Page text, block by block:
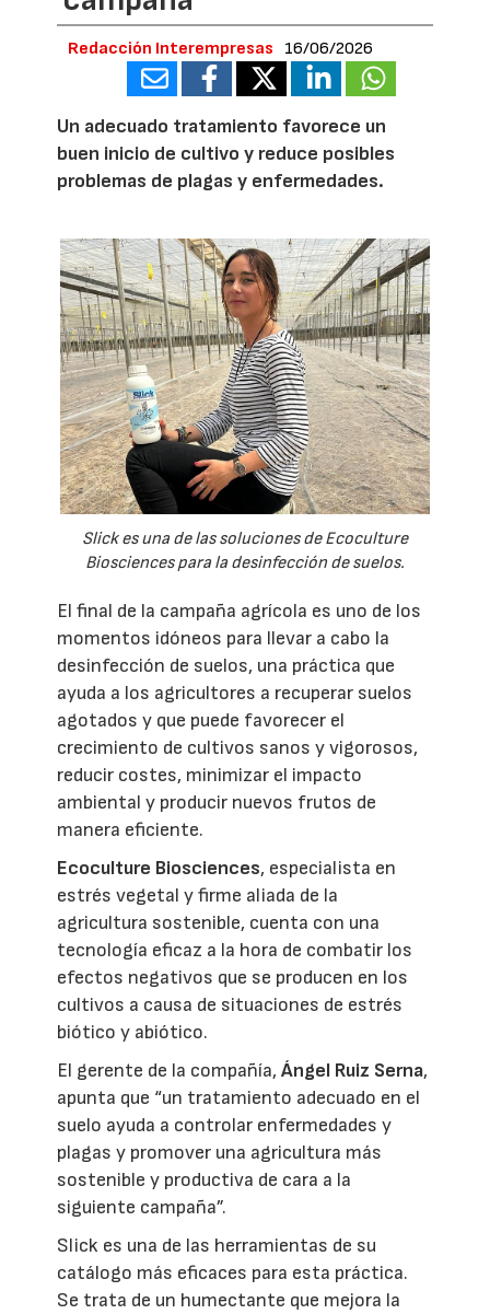
Redacción Interempresas 16/06/2026
Un adecuado tratamiento favorece un
buen inicio de cultivo y reduce posibles
problemas de plagas y enfermedades.
Slick es una de las soluciones de Ecoculture
Biosciences para la desinfección de suelos.
El final de la campaña agrícola es uno de los
momentos idóneos para llevar a cabo la
desinfección de suelos, una práctica que
ayuda a los agricultores a recuperar suelos
agotados y que puede favorecer el
crecimiento de cultivos sanos y vigorosos,
reducir costes, minimizar el impacto
ambiental y producir nuevos frutos de
manera eficiente.
Ecoculture Biosciences, especialista en
estrés vegetal y firme aliada de la
agricultura sostenible, cuenta con una
tecnología eficaz a la hora de combatir los
efectos negativos que se producen en los
cultivos a causa de situaciones de estrés
biótico y abiótico.
El gerente de la compañía,Ángel Ruiz Serna,
apunta que “un tratamiento adecuado en el
suelo ayuda a controlar enfermedades y
plagas y promover una agricultura más
sostenible y productiva de cara a la
siguiente campaña”.
Slick es una de las herramientas de su
catálogo más eficaces para esta práctica.
Se trata de un humectante que mejora la